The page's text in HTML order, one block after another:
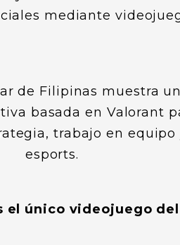
mediante
el único videojuego del